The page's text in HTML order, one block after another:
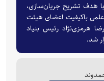
هدف تشریح جریان‌سازی،
باکیفیت اعضای هیئت
هرمزی‌نژاد رئیس بنیاد
شد.